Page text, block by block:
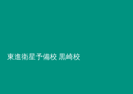
東進衛星予備校 黒崎校